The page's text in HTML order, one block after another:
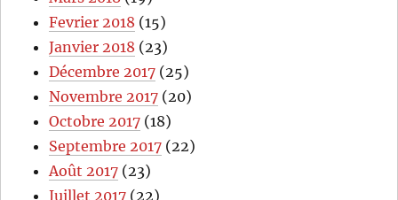
Fevrier 2018 (15)
Janvier 2018 (23)
Décembre 2017 (25)
Novembre 2017 (20)
Octobre 2017 (18)
Septembre 2017 (22)
Août 2017 (23)
Juillet 2017 (22)